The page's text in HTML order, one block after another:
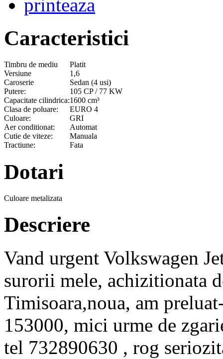
printeaza
Caracteristici
Timbru de mediu
Platit
Versiune
1,6
Caroserie
Sedan (4 usi)
Putere:
105 CP / 77 KW
Capacitate cilindrica:1600 cm³
Clasa de poluare:
EURO 4
Culoare:
GRI
Aer conditionat:
Automat
Cutie de viteze:
Manuala
Tractiune:
Fata
Dotari
Culoare metalizata
Descriere
Vand urgent Volkswagen
surorii mele, achizitionata
Timisoara,noua, am
153000, mici urme de
tel 732890630 , rog